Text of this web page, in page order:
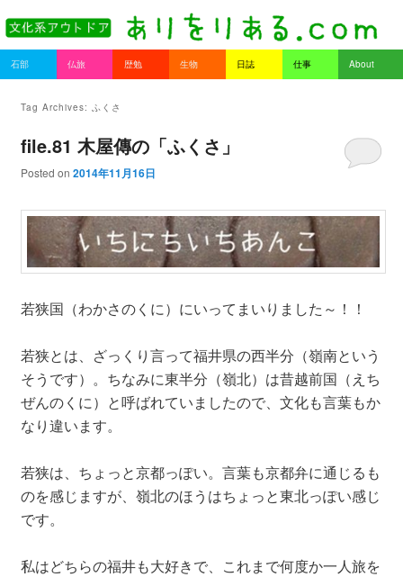
Main menu
Skip to primary content
Skip to secondary content
石部 仏旅 歴勉 生物 日誌 仕事 About
Tag Archives: ふくさ
file.81 木屋傳の「ふくさ」
Posted on 2014年11月16日
若狭国（わかさのくに）にいってまいりました～！！
若狭とは、ざっくり言って福井県の西半分（嶺南という
そうです）。ちなみに東半分（嶺北）は昔越前国（えち
ぜんのくに）と呼ばれていましたので、文化も言葉もか
なり違います。
若狭は、ちょっと京都っぽい。言葉も京都弁に通じるも
のを感じますが、嶺北のほうはちょっと東北っぽい感じ
です。
私はどちらの福井も大好きで、これまで何度か一人旅を